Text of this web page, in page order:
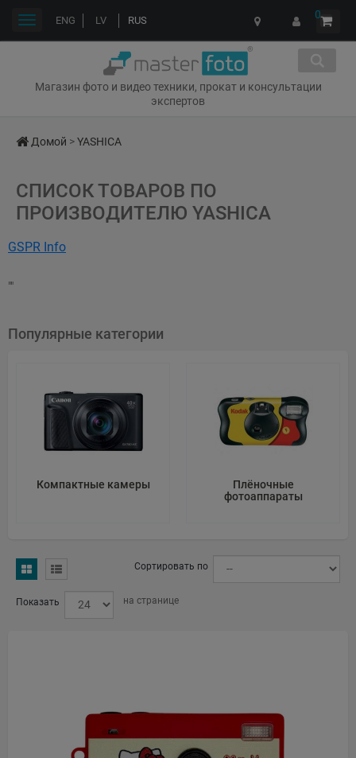
ENG LV RUS 0
Магазин фото и видео техники, прокат и консультации
экспертов
Переключить
Домой >YASHICA
СПИСОК ТОВАРОВ ПО
ПРОИЗВОДИТЕЛЮ YASHICA
GSPR Info
Email: cs@yashica.com
CheckedAt: 2026-04-01
Address: Bergsjödalen 48, 415 68 Gothenburg, Sweden
CheckedAt: 2026-03-24
""
Популярные категории
Компактные камеры
Плёночные
фотоаппараты
Сортировать по
Показать на странице